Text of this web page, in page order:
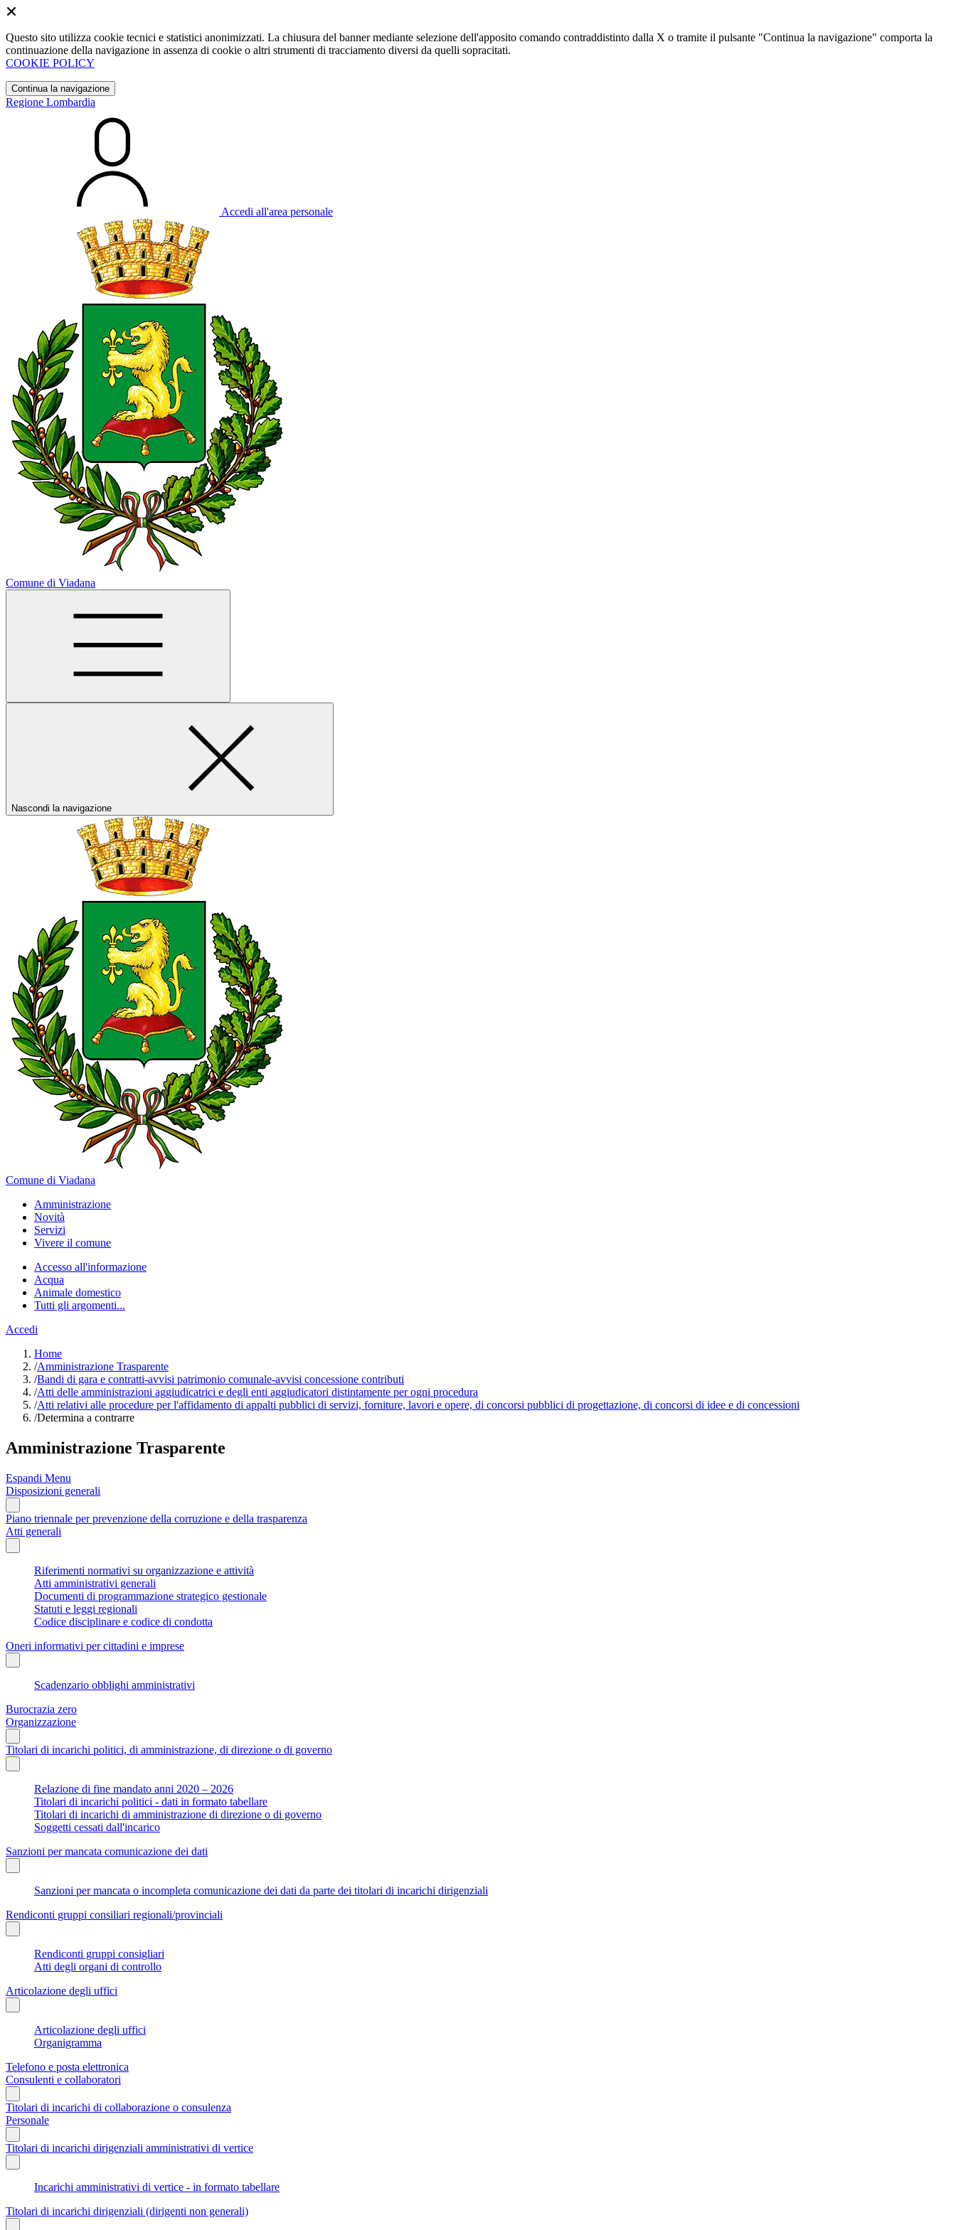
Questo sito utilizza cookie tecnici e statistici anonimizzati. La chiusura del banner mediante selezione dell'apposito comando contraddistinto dalla X o tramite il pulsante "Continua la navigazione" comporta la
continuazione della navigazione in assenza di cookie o altri strumenti di tracciamento diversi da quelli sopracitati.
COOKIE POLICY
Continua la navigazione
Regione Lombardia
Accedi all'area personale
Comune di Viadana
Nascondi la navigazione
Comune di Viadana
Amministrazione
Novità
Servizi
Vivere il comune
Accesso all'informazione
Acqua
Animale domestico
Tutti gli argomenti...
Accedi
Home
/Amministrazione Trasparente
/Bandi di gara e contratti-avvisi patrimonio comunale-avvisi concessione contributi
/Atti delle amministrazioni aggiudicatrici e degli enti aggiudicatori distintamente per ogni procedura
/Atti relativi alle procedure per l'affidamento di appalti pubblici di servizi, forniture, lavori e opere, di concorsi pubblici di progettazione, di concorsi di idee e di concessioni
/Determina a contrarre
Amministrazione Trasparente
Espandi Menu
Disposizioni generali
Piano triennale per prevenzione della corruzione e della trasparenza
Atti generali
Riferimenti normativi su organizzazione e attività
Atti amministrativi generali
Documenti di programmazione strategico gestionale
Statuti e leggi regionali
Codice disciplinare e codice di condotta
Oneri informativi per cittadini e imprese
Scadenzario obblighi amministrativi
Burocrazia zero
Organizzazione
Titolari di incarichi politici, di amministrazione, di direzione o di governo
Relazione di fine mandato anni 2020 – 2026
Titolari di incarichi politici - dati in formato tabellare
Titolari di incarichi di amministrazione di direzione o di governo
Soggetti cessati dall'incarico
Sanzioni per mancata comunicazione dei dati
Sanzioni per mancata o incompleta comunicazione dei dati da parte dei titolari di incarichi dirigenziali
Rendiconti gruppi consiliari regionali/provinciali
Rendiconti gruppi consigliari
Atti degli organi di controllo
Articolazione degli uffici
Articolazione degli uffici
Organigramma
Telefono e posta elettronica
Consulenti e collaboratori
Titolari di incarichi di collaborazione o consulenza
Personale
Titolari di incarichi dirigenziali amministrativi di vertice
Incarichi amministrativi di vertice - in formato tabellare
Titolari di incarichi dirigenziali (dirigenti non generali)